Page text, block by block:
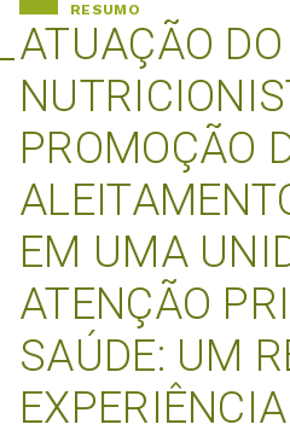
ATUAÇÃO DO
PROMOÇÃO
EM UMA
ATENÇÃO
SAÚDE: UM
EXPERIÊNCIA
RESUMO